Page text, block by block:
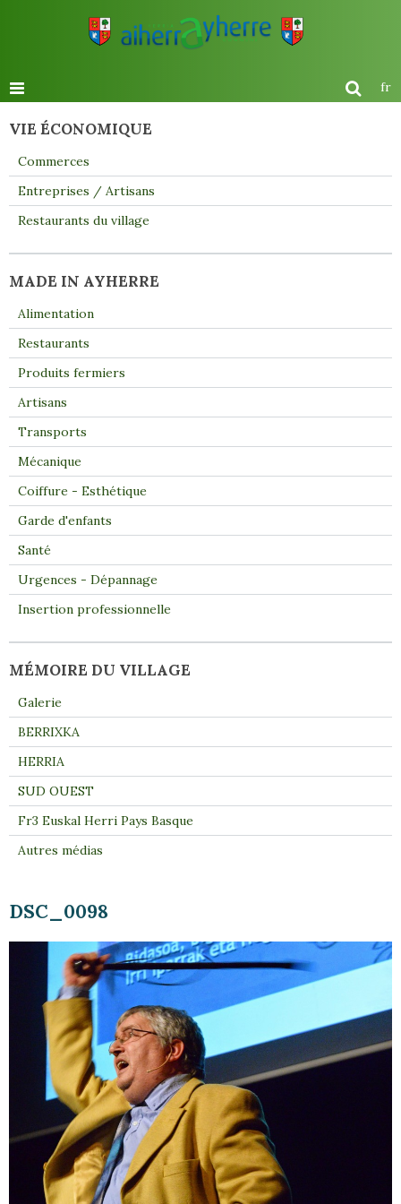
fr
DSC_0098
VIE ÉCONOMIQUE
Commerces
Entreprises / Artisans
Restaurants du village
MADE IN AYHERRE
Alimentation
Restaurants
Produits fermiers
Artisans
Transports
Mécanique
Coiffure - Esthétique
Garde d'enfants
Santé
Urgences - Dépannage
Insertion professionnelle
MÉMOIRE DU VILLAGE
Galerie
BERRIXKA
HERRIA
SUD OUEST
Fr3 Euskal Herri Pays Basque
Autres médias